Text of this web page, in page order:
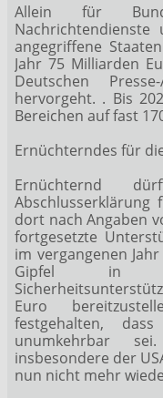
Allein für
angegriffene
Jahr 75 Milliarden
Deutschen
hervorgeht. . Bis
Bereichen auf fast
Ernüchterndes für
Ernüchternd
dort nach Angaben
fortgesetzte
im vergangenen
Gipfel in
Euro
festgehalten,
unumkehrbar
insbesondere der
nun nicht mehr